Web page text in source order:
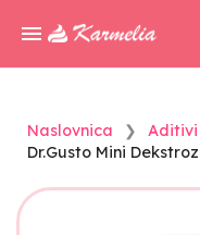
Naslovnica
Dr.Gusto Mini